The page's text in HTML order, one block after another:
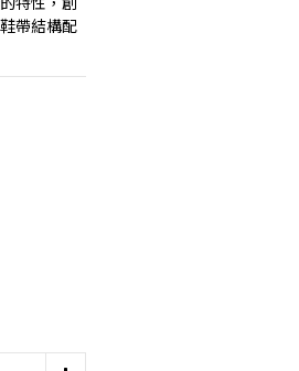
帶結構配